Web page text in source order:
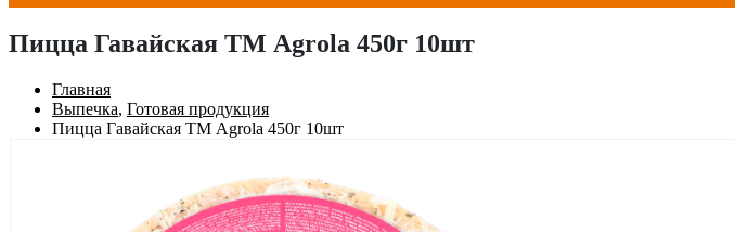
Пицца Гавайская ТМ Agrola 450г 10шт
Главная
Выпечка, Готовая продукция
Пицца Гавайская ТМ Agrola 450г 10шт